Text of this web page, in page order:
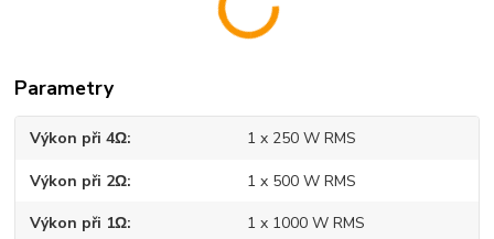
Parametry
Výkon při 4Ω 1 x 250 W RMS
Výkon při 2Ω 1 x 500 W RMS
Výkon při 1Ω 1 x 1000 W RMS